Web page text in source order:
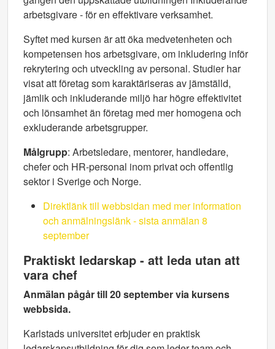
arbetsgivare - för en effektivare verksamhet.
Syftet med kursen är att öka medvetenheten och
kompetensen hos arbetsgivare, om inkludering inför
rekrytering och utveckling av personal. Studier har
visat att företag som karaktäriseras av jämställd,
jämlik och inkluderande miljö har högre effektivitet
och lönsamhet än företag med mer homogena och
exkluderande arbetsgrupper.
Målgrupp: Arbetsledare, mentorer, handledare,
chefer och HR-personal inom privat och offentlig
sektor i Sverige och Norge.
Direktlänk till webbsidan med mer information
och anmälningslänk - sista anmälan 8
september
Praktiskt ledarskap - att leda utan att
vara chef
Anmälan pågår till 20 september via kursens
webbsida.
Karlstads universitet erbjuder en praktisk